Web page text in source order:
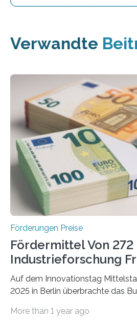
Verwandte
Förderungen Preise
Fördermittel Von 272
Industrieforschung
Auf dem Innovationstag
2025 in Berlin überbrachte das
Überplanmäßige
More than 1 year ago